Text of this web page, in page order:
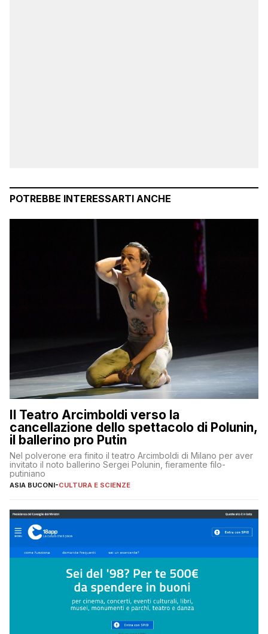
POTREBBE INTERESSARTI ANCHE
Il Teatro Arcimboldi verso la
cancellazione dello spettacolo di Polunin,
il ballerino pro Putin
Nel polverone era finito il teatro Arcimboldi di Milano per aver
invitato il noto ballerino Sergei Polunin, fieramente filo-
putiniano
ASIA BUCONI-CULTURA E SCIENZE